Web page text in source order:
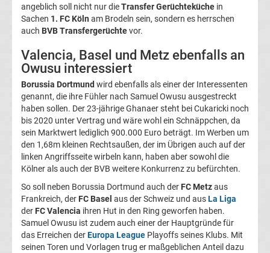
Lig
Internat.
Fußball
UEFA
Youth
League
Fußball
WM
angeblich soll nicht nur dieTransfer Gerüchteküche in
Sachen 1. FC Köln am Brodeln sein, sondern es herrschen
auch BVB Transfergerüchtevor.
Valencia, Basel und Metz ebenfalls an
Owusu interessiert
Borussia Dortmund wird ebenfalls als einer der Interessenten
genannt, die ihre Fühler nach Samuel Owusu ausgestreckt
haben sollen. Der 23-jährige Ghanaer steht bei Cukaricki noch
bis 2020 unter Vertrag und wäre wohl ein Schnäppchen, da
sein Marktwert lediglich 900.000 Euro beträgt. Im Werben um
den 1,68m kleinen Rechtsaußen, der im Übrigen auch auf der
linken Angriffsseite wirbeln kann, haben aber sowohl die
Kölner als auch der BVB weitere Konkurrenz zu befürchten.
So soll neben Borussia Dortmund auch der FC Metzaus
Frankreich, der FC Basel aus der Schweiz und ausLa Liga
der FC Valencia ihren Hut in den Ring geworfen haben.
Samuel Owusu ist zudem auch einer der Hauptgründe für
das Erreichen derEuropa League Playoffs seines Klubs. Mit
seinen Toren und Vorlagen trug er maßgeblichen Anteil dazu